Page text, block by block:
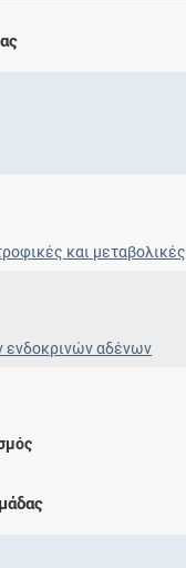
και
ενδοκρινών αδένων